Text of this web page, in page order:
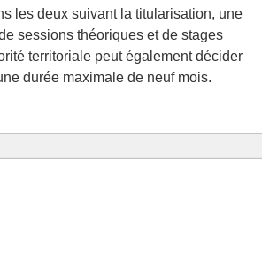
les deux suivant la titularisation, une
sessions théoriques et de stages
territoriale peut également décider
durée maximale de neuf mois.